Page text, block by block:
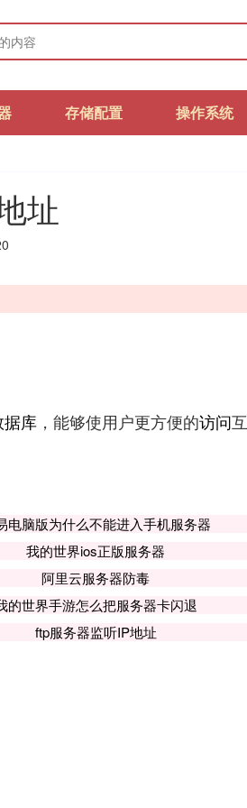
存储配置 操作系统
址
据库 ，能够使用户更方便的访问互
电脑版为什么不能进入手机服务器
我的世界ios正版服务器
阿里云服务器防毒
的世界手游怎么把服务器卡闪退
ftp服务器监听IP地址